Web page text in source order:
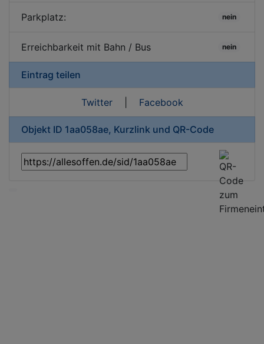
Parkplatz: nein
Erreichbarkeit mit Bahn / Bus nein
Eintrag teilen
Twitter| Facebook
Objekt ID 1aa058ae, Kurzlink und QR-Code